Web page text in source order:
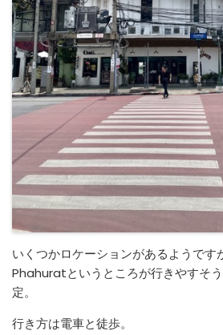
いくつかロケーションがあるようです
Phahuratというところが行きやすそ
定。
行き方は電車と徒歩。